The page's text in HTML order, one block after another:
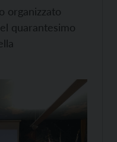
organizzato
quarantesimo